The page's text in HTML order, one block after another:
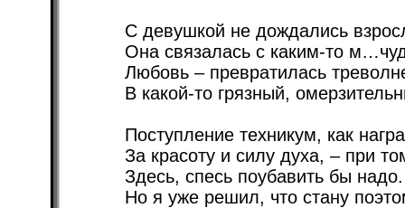
С девушкой не дождались
Она связалась с каким-то
Любовь – превратилась
В какой-то грязный,
Поступление техникум, как
За красоту и силу духа, – при
Здесь, спесь поубавить бы надо.
Но я уже решил, что стану